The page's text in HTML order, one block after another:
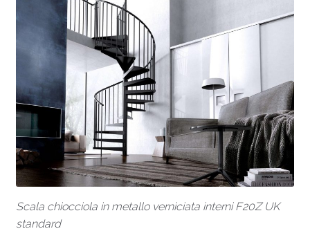
Scala chiocciola in metallo verniciata interni F20Z UK
standard